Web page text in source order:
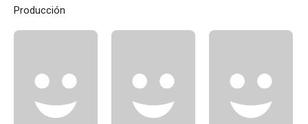
Producción